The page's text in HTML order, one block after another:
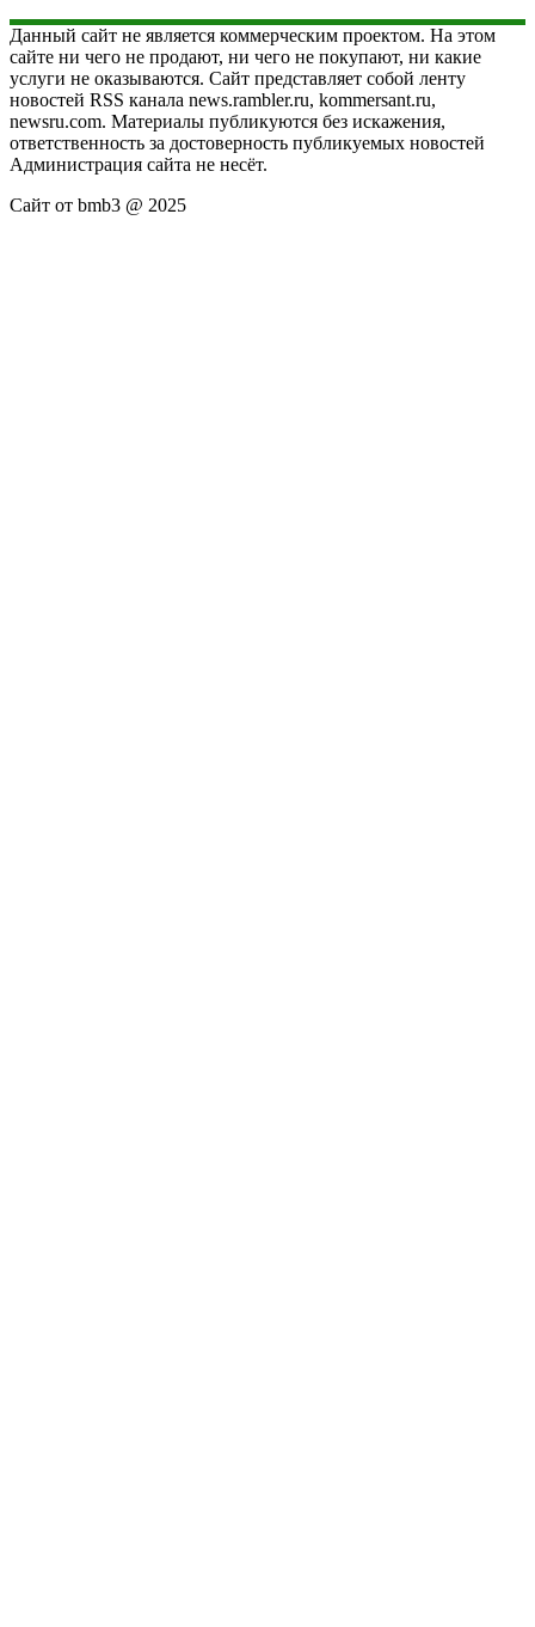
Данный сайт не является коммерческим проектом. На этом
сайте ни чего не продают, ни чего не покупают, ни какие
услуги не оказываются. Сайт представляет собой ленту
новостей RSS канала news.rambler.ru, kommersant.ru,
newsru.com. Материалы публикуются без искажения,
ответственность за достоверность публикуемых новостей
Администрация сайта не несёт.
Сайт от bmb3 @ 2025